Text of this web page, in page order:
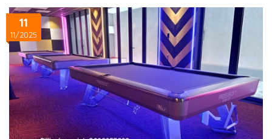
11
11/2025